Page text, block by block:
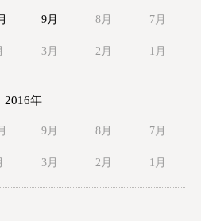
9月 8月 7月
3月 2月 1月
2016年
9月 8月 7月
3月 2月 1月